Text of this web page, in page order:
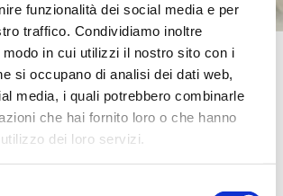
funzionalità dei social media e per
traffico. Condividiamo inoltre
in cui utilizzi il nostro sito con i
si occupano di analisi dei dati web,
media, i quali potrebbero combinarle
che hai fornito loro o che hanno
dei loro servizi.
il cervello?
un cervello in cartoncino cercando di